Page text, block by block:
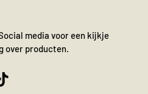
media voor een kijkje
over producten.
TikTok